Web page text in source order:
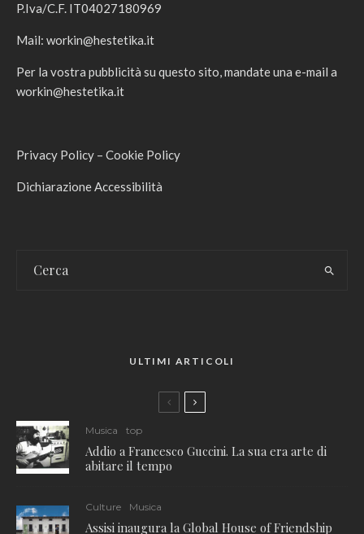
P.Iva/C.F. IT04027180969
Mail: workin@hestetika.it
Per la vostra pubblicità su questo sito, mandate una e-mail a
workin@hestetika.it
Privacy Policy – Cookie Policy
Dichiarazione Accessibilità
ULTIMI ARTICOLI
Musica top
Addio a Francesco Guccini. La sua era arte di
abitare il tempo
Culture Musica
Assisi inaugura la Global House of Friendship